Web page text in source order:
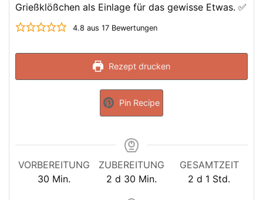
Grießklößchen als Einlage für das gewisse Etwas. ✅
4.8 aus 17Bewertungen
Rezept drucken
Pin Recipe
VORBEREITUNG
30 Minuten
Min.
ZUBEREITUNG
2 Tage
d 30 Minuten
Min.
GESAMTZEIT
2 Tage
d 1 Stunde
Std.